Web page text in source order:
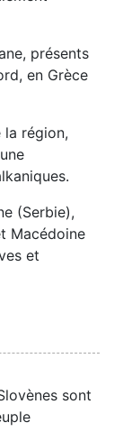
présents
en Grèce
la région,
(Serbie),
Macédoine
et
sont